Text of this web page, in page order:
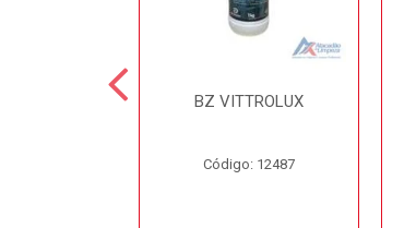
BZ VITTROLUX
Código: 12487